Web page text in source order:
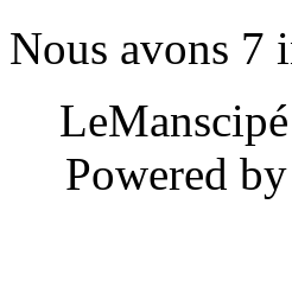
Nous avons 7
Powered by